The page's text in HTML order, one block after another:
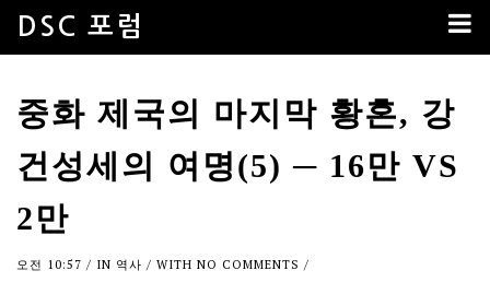
DSC 포럼
중화 제국의 마지막 황혼, 강
건성세의 여명(5) ─ 16만 VS
2만
오전 10:57 / IN 역사 / WITH NO COMMENTS /